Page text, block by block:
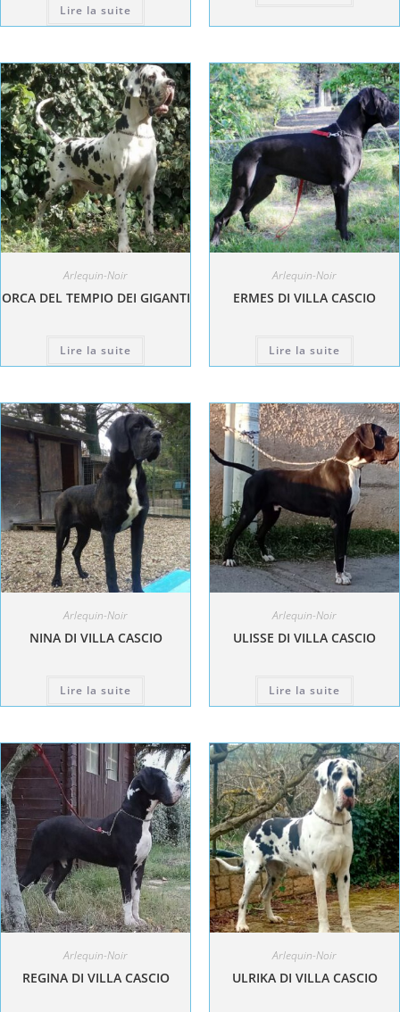
Lire la suite
Arlequin-Noir
ORCA DEL TEMPIO DEI GIGANTI
Lire la suite
Arlequin-Noir
ERMES DI VILLA CASCIO
Lire la suite
Arlequin-Noir
NINA DI VILLA CASCIO
Lire la suite
Arlequin-Noir
ULISSE DI VILLA CASCIO
Lire la suite
Arlequin-Noir
REGINA DI VILLA CASCIO
Arlequin-Noir
ULRIKA DI VILLA CASCIO